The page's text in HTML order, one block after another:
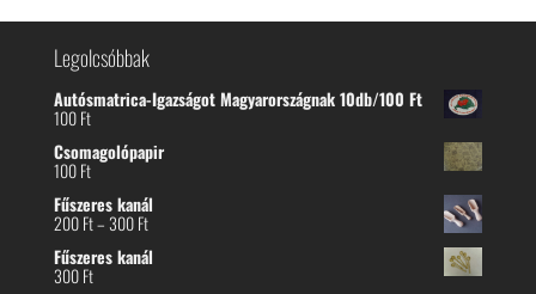
Legolcsóbbak
Autósmatrica-Igazságot Magyarországnak 10db/100 Ft
100Ft
Csomagolópapir
100Ft
Fűszeres kanál
200Ft–300FtÁrtartomány:
-
Fűszeres kanál
300Ft